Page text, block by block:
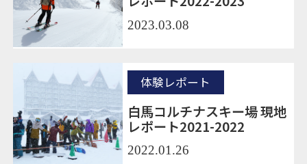
2023.03.08
白馬コルチナスキー場 現地
レポート2021-2022
体験レポート
2022.01.26